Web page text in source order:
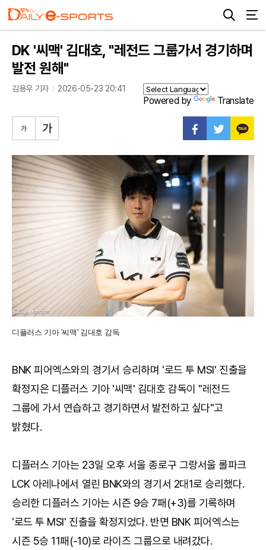
DK '씨맥' 김대호, "레전드 그룹가서 경기하며
발전 원해"
김용우 기자 2026-05-23 20:41
Powered by Translate
디플러스 기아 '씨맥' 김대호 감독
BNK 피어엑스와의 경기서 승리하며 '로드 투 MSI' 진출을
확정지은 디플러스 기아 '씨맥' 김대호 감독이 "레전드
그룹에 가서 연습하고 경기하면서 발전하고 싶다"고
밝혔다.
디플러스 기아는 23일 오후 서울 종로구 그랑서울 롤파크
LCK 아레나에서 열린 BNK와의 경기서 2대1로 승리했다.
승리한 디플러스 기아는 시즌 9승 7패(+3)를 기록하며
'로드 투 MSI' 진출을 확정지었다. 반면 BNK 피어엑스는
시즌 5승 11패(-10)로 라이즈 그룹으로 내려갔다.